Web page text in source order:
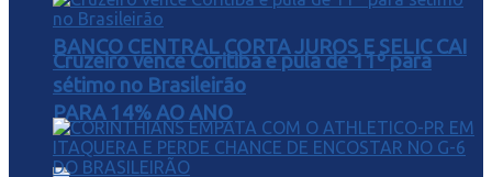
BANCO CENTRAL CORTA JUROS E SELIC CAI
PARA 14% AO ANO
Cruzeiro vence Coritiba e pula de 11º para
sétimo no Brasileirão